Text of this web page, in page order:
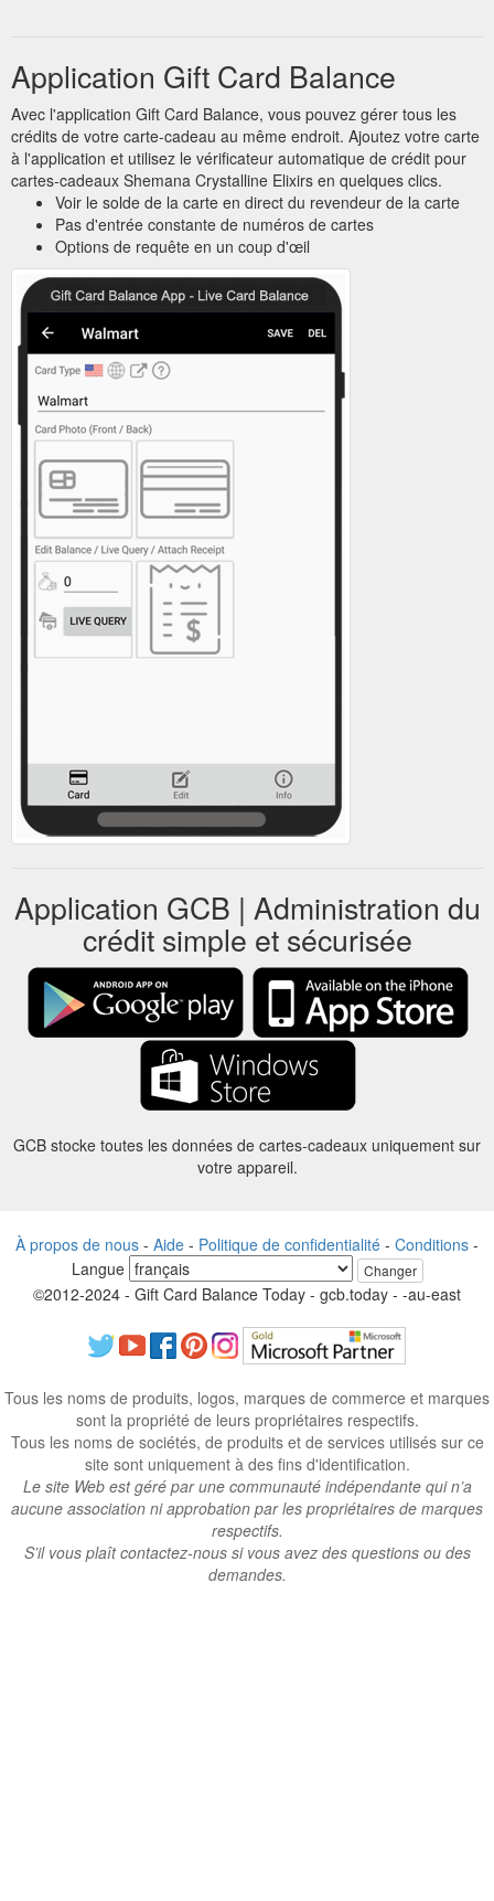
Application Gift Card Balance
Avec l'application Gift Card Balance, vous pouvez gérer tous les
crédits de votre carte-cadeau au même endroit. Ajoutez votre carte
à l'application et utilisez le vérificateur automatique de crédit pour
cartes-cadeaux Shemana Crystalline Elixirs en quelques clics.
Voir le solde de la carte en direct du revendeur de la carte
Pas d'entrée constante de numéros de cartes
Options de requête en un coup d'œil
Application GCB | Administration du
crédit simple et sécurisée
GCB stocke toutes les données de cartes-cadeaux uniquement sur
votre appareil.
À propos de nous - Aide - Politique de confidentialité - Conditions -
Langue
Changer
©2012-2024 - Gift Card Balance Today - gcb.today - -au-east
Tous les noms de produits, logos, marques de commerce et marques
sont la propriété de leurs propriétaires respectifs.
Tous les noms de sociétés, de produits et de services utilisés sur ce
site sont uniquement à des fins d'identification.
Le site Web est géré par une communauté indépendante qui n’a
aucune association ni approbation par les propriétaires de marques
respectifs.
S’il vous plaît contactez-nous si vous avez des questions ou des
demandes.